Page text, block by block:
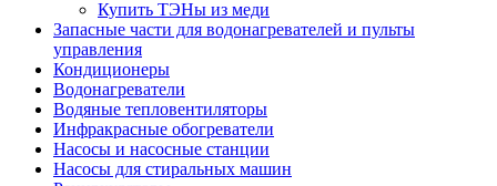
Купить ТЭНы из меди
Запасные части для водонагревателей и пульты
управления
Кондиционеры
Водонагреватели
Водяные тепловентиляторы
Инфракрасные обогреватели
Насосы и насосные станции
Насосы для стиральных машин